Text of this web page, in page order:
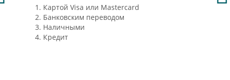
1. Картой Visa или Mastercard
2. Банковским переводом
3. Наличными
4. Кредит